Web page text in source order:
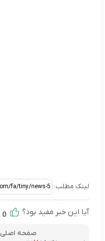
لینک مطلب:
آیا این خبر مفید بود؟
صفحه اصلی